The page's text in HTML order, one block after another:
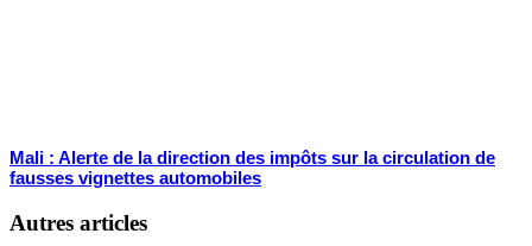
Mali : Alerte de la direction des impôts sur la circulation de
fausses vignettes automobiles
Autres articles